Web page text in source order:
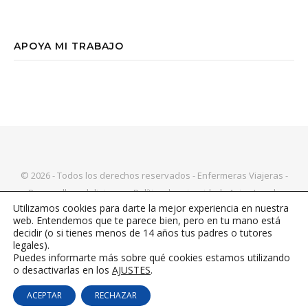
APOYA MI TRABAJO
© 2026 - Todos los derechos reservados - Enfermeras Viajeras -
Desarrollo weblivire.es-Política de privacidad-Aviso Legal-
Política de Cookies| Bard Tema deWP Royal.
VOLVER ARRIBA
Utilizamos cookies para darte la mejor experiencia en nuestra
web. Entendemos que te parece bien, pero en tu mano está
decidir (o si tienes menos de 14 años tus padres o tutores
legales).
Puedes informarte más sobre qué cookies estamos utilizando
o desactivarlas en los AJUSTES.
ACEPTAR RECHAZAR